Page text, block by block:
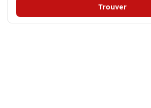
Trouver